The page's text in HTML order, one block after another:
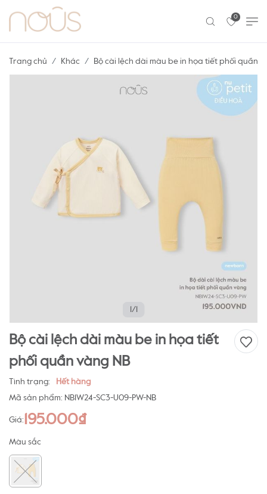
0
Trang chủ Khác Bộ cài lệch dài màu be in họa tiết phối quần
1/1
Bộ cài lệch dài màu be in họa tiết
phối quần vàng NB
Tình trạng:
Hết hàng
Mã sản phẩm: NB1W24-SC3-U09-PW-NB
Giá: 195.000₫
Màu sắc